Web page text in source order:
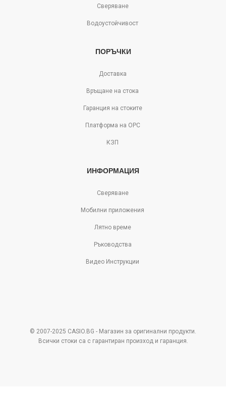
Сверяване
Водоустойчивост
ПОРЪЧКИ
Доставка
Връщане на стока
Гаранция на стоките
Платформа на ОРС
КЗП
ИНФОРМАЦИЯ
Сверяване
Мобилни приложения
Лятно време
Ръководства
Видео Инструкции
© 2007-2025 CASIO.BG - Магазин за оригинални продукти.
Всички стоки са с гарантиран произход и гаранция.